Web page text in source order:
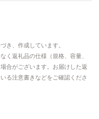
き、作成しています。
く返礼品の仕様（規格、容量、
合がございます。お届けした返
る注意書きなどをご確認くださ